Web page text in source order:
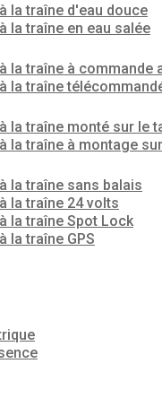
la traîne d'eau douce
la traîne en eau salée
la traîne à commande
la traîne
la traîne monté sur le
la traîne à montage
la traîne sans balais
la traîne 24 volts
la traîne Spot Lock
la traîne GPS